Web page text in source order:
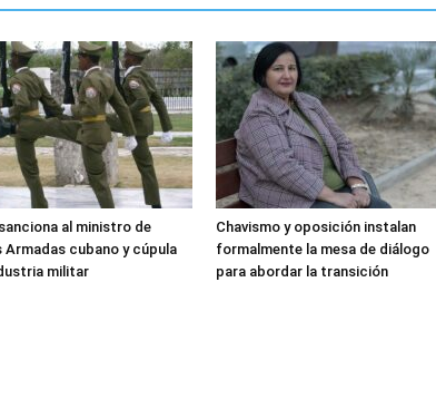
al ministro de
Armadas cubano y cúpula
militar
Chavismo y oposición instalan
formalmente la mesa de diálogo
para abordar la transición